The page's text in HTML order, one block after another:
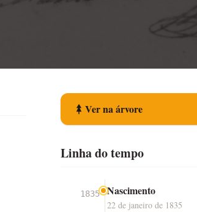
Ver na árvore
Linha do tempo
1835 Nascimento
22 de janeiro de 1835